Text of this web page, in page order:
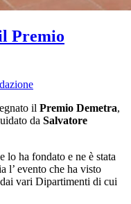
Premio
il Premio Demetra,
da Salvatore
lo ha fondato e ne è stata
l’ evento che ha visto
vari Dipartimenti di cui